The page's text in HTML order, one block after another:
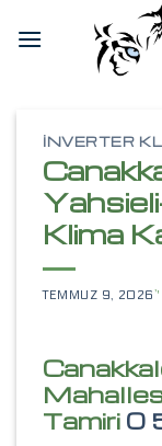
İNVERTER
Klima
TEMMUZ 9, 2026
Tamiri 0